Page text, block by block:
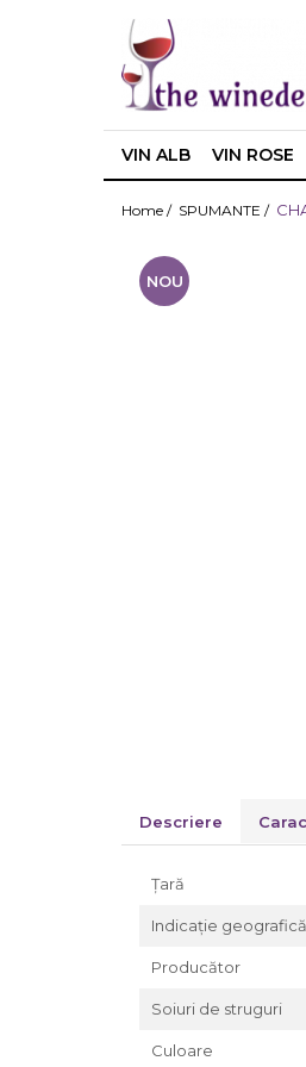
VIN ALB VIN ROSE
Home / SPUMANTE /
NOU
Descriere
Țară
Indicație geografică
Producător
Soiuri de struguri
Culoare